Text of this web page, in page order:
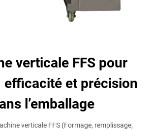
verticale FFS pour
efficacité et précision
l’emballage
verticale FFS (Formage, remplissage,